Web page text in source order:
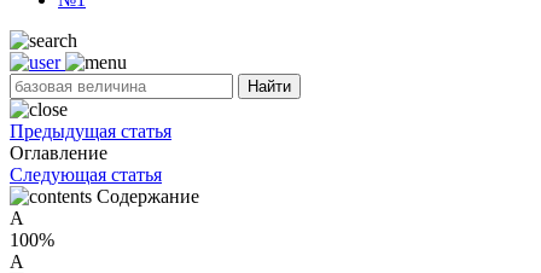
Найти
Предыдущая статья
Оглавление
Следующая статья
Содержание
A
100%
A